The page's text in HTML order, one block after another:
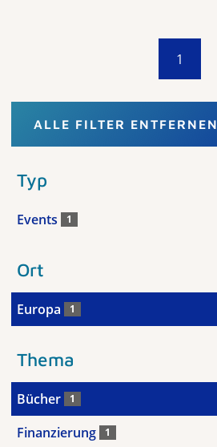
1
ALLE FILTER ENTFERNEN
Typ
Events 1
Ort
Europa 1
Thema
Bücher 1
Finanzierung 1